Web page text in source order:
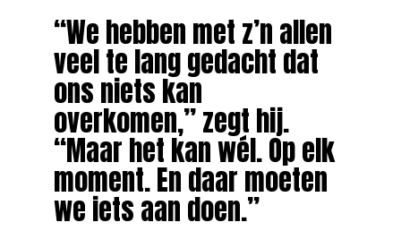
“We hebben met z’n allen
veel te lang gedacht dat
ons niets kan
overkomen,” zegt hij.
“Maar het kan wél. Op elk
moment. En daar moeten
we iets aan doen.”